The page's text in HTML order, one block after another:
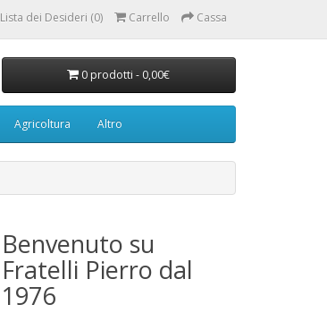
Lista dei Desideri (0) Carrello Cassa
0 prodotti - 0,00€
Agricoltura Altro
Benvenuto su
Fratelli Pierro dal
1976